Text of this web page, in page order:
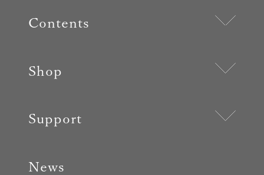
Contents
Shop
Support
News